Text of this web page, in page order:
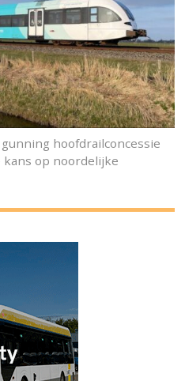
hoofdrailconcessie
kans op noordelijke